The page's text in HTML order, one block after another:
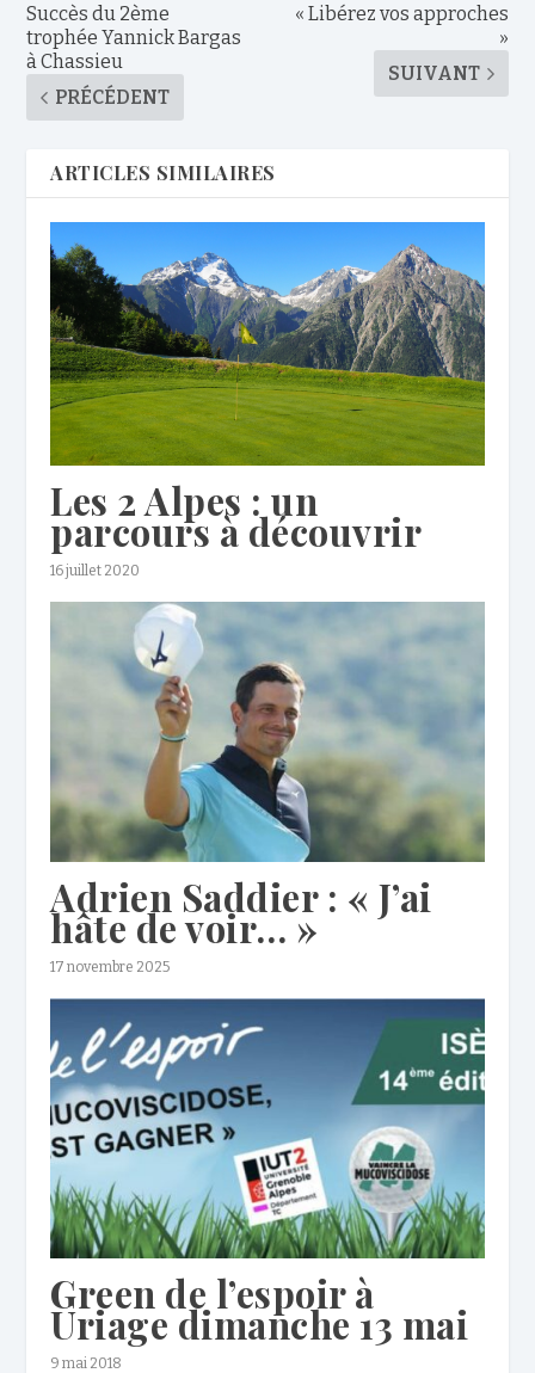
Succès du 2ème
trophée Yannick Bargas
à Chassieu
PRÉCÉDENT
« Libérez vos approches
»
SUIVANT
ARTICLES SIMILAIRES
Les 2 Alpes : un
parcours à découvrir
16 juillet 2020
Adrien Saddier : « J’ai
hâte de voir… »
17 novembre 2025
Green de l’espoir à
Uriage dimanche 13 mai
9 mai 2018